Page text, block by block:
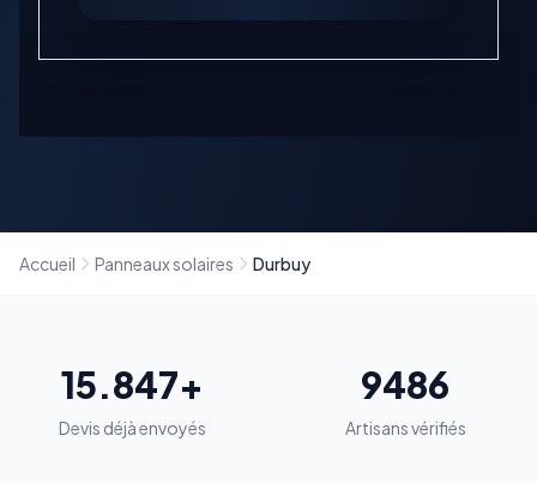
Accueil Panneaux solaires Durbuy
15.847+
Devis déjà envoyés
9486
Artisans vérifiés